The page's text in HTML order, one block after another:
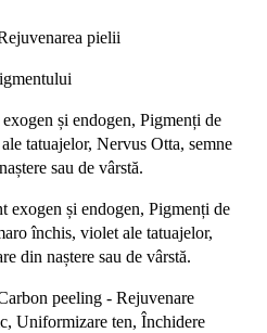
pielii
și endogen, Pigmenți de
tatuajelor, Nervus Otta, semne
sau de vârstă.
exogen și endogen, Pigmenți de
închis, violet ale tatuajelor,
din naștere sau de vârstă.
peeling - Rejuvenare
Uniformizare ten, Închidere